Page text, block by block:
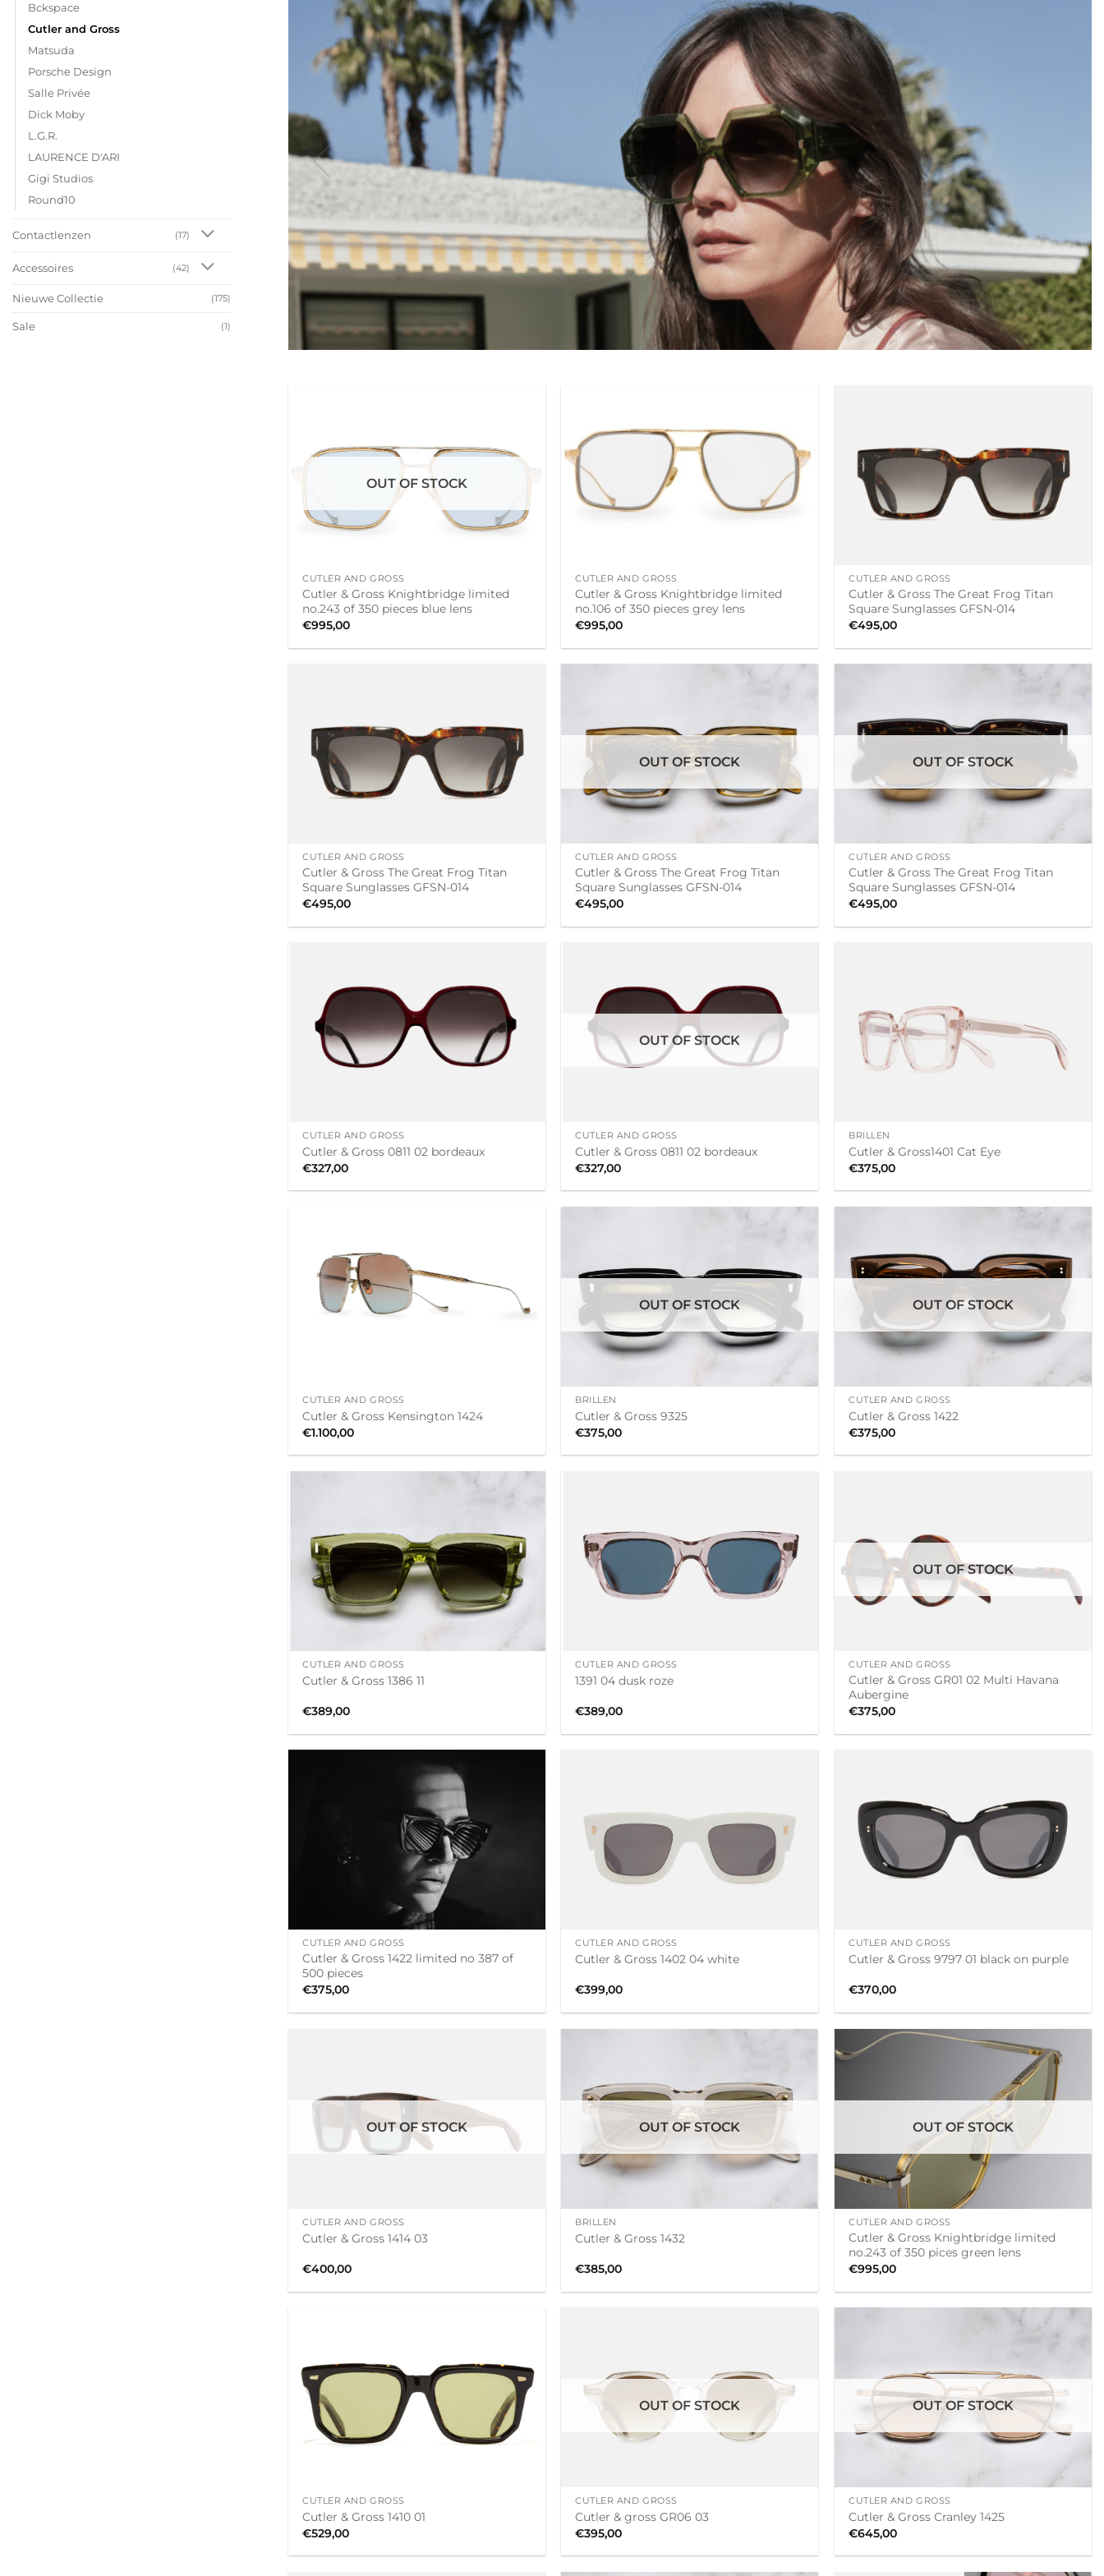
Bckspace
Cutler and Gross
Matsuda
Porsche Design
Salle Privée
Dick Moby
L.G.R.
LAURENCE D'ARI
Gigi Studios
Round10
Contactlenzen (17)
Accessoires (42)
Nieuwe Collectie (175)
Sale (1)
OUT OF STOCK
CUTLER AND GROSS
Cutler & Gross Knightbridge limited
no.243 of 350 pieces blue lens
€995,00
CUTLER AND GROSS
Cutler & Gross Knightbridge limited
no.106 of 350 pieces grey lens
€995,00
CUTLER AND GROSS
Cutler & Gross The Great Frog Titan
Square Sunglasses GFSN-014
€495,00
CUTLER AND GROSS
Cutler & Gross The Great Frog Titan
Square Sunglasses GFSN-014
€495,00
OUT OF STOCK
CUTLER AND GROSS
Cutler & Gross The Great Frog Titan
Square Sunglasses GFSN-014
€495,00
OUT OF STOCK
CUTLER AND GROSS
Cutler & Gross The Great Frog Titan
Square Sunglasses GFSN-014
€495,00
CUTLER AND GROSS
Cutler & Gross 0811 02 bordeaux
€327,00
OUT OF STOCK
CUTLER AND GROSS
Cutler & Gross 0811 02 bordeaux
€327,00
BRILLEN
Cutler & Gross1401 Cat Eye
€375,00
CUTLER AND GROSS
Cutler & Gross Kensington 1424
€1.100,00
OUT OF STOCK
BRILLEN
Cutler & Gross 9325
€375,00
OUT OF STOCK
CUTLER AND GROSS
Cutler & Gross 1422
€375,00
CUTLER AND GROSS
Cutler & Gross 1386 11
€389,00
CUTLER AND GROSS
1391 04 dusk roze
€389,00
OUT OF STOCK
CUTLER AND GROSS
Cutler & Gross GR01 02 Multi Havana
Aubergine
€375,00
CUTLER AND GROSS
Cutler & Gross 1422 limited no 387 of
500 pieces
€375,00
CUTLER AND GROSS
Cutler & Gross 1402 04 white
€399,00
CUTLER AND GROSS
Cutler & Gross 9797 01 black on purple
€370,00
OUT OF STOCK
CUTLER AND GROSS
Cutler & Gross 1414 03
€400,00
OUT OF STOCK
BRILLEN
Cutler & Gross 1432
€385,00
OUT OF STOCK
CUTLER AND GROSS
Cutler & Gross Knightbridge limited
no.243 of 350 pices green lens
€995,00
CUTLER AND GROSS
Cutler & Gross 1410 01
€529,00
OUT OF STOCK
CUTLER AND GROSS
Cutler & gross GR06 03
€395,00
OUT OF STOCK
CUTLER AND GROSS
Cutler & Gross Cranley 1425
€645,00